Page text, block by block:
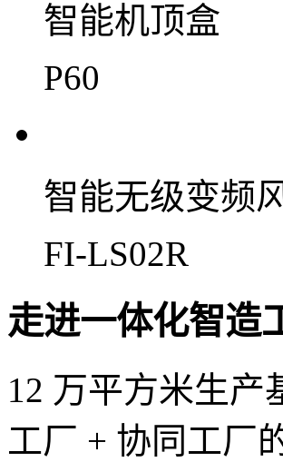
智能机顶盒
P60
智能无级变频
FI-LS02R
走进一体化智造
12 万平方米生产
工厂 + 协同工厂